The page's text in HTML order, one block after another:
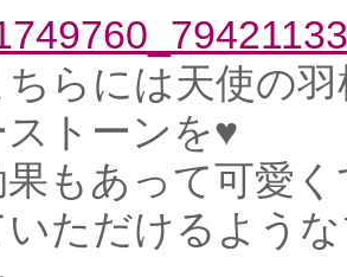
ちらには天使の
ストーンを♥
果もあって可愛
いただけるよう